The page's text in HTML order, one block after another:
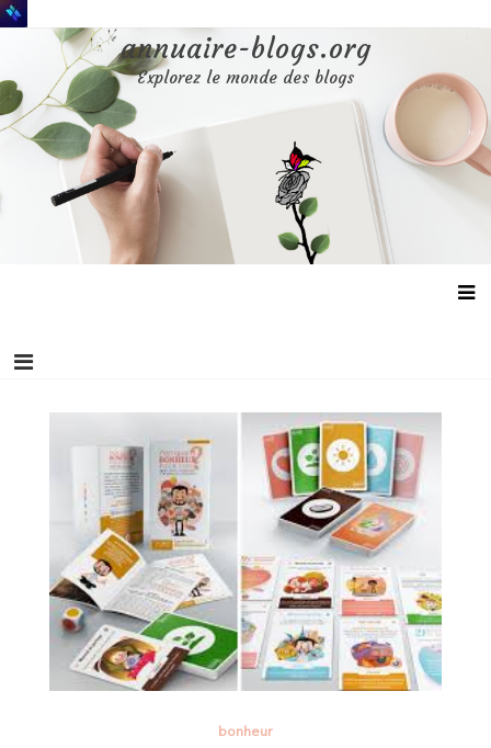
Aller
au
annuaire-blogs.org
Explorez le monde des blogs
bonheur